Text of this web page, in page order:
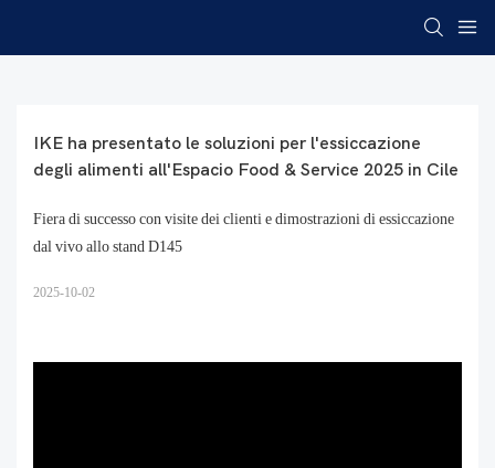
IKE ha presentato le soluzioni per l'essiccazione
degli alimenti all'Espacio Food & Service 2025 in Cile
Fiera di successo con visite dei clienti e dimostrazioni di essiccazione
dal vivo allo stand D145
2025-10-02